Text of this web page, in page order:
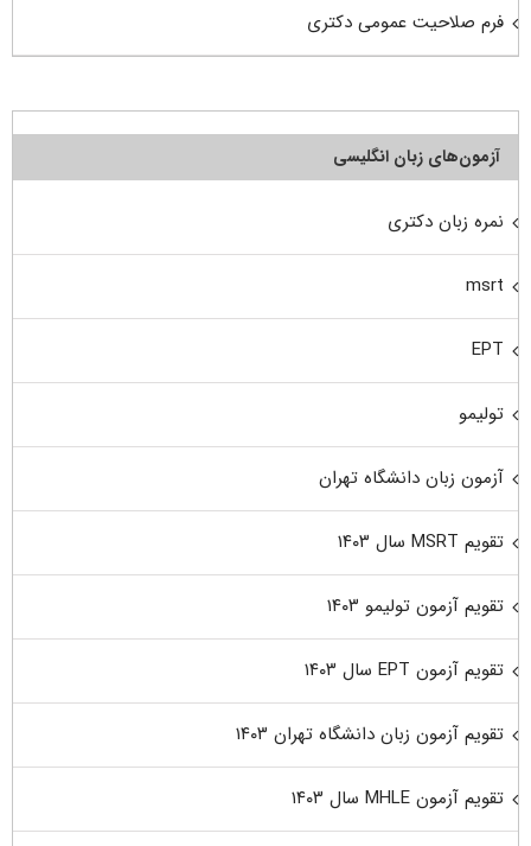
فرم صلاحیت عمومی دکتری
آزمون‌های زبان انگلیسی
نمره زبان دکتری
msrt
EPT
تولیمو
آزمون زبان دانشگاه تهران
تقویم MSRT سال ۱۴۰۳
تقویم آزمون تولیمو ۱۴۰۳
تقویم آزمون EPT سال ۱۴۰۳
تقویم آزمون زبان دانشگاه تهران ۱۴۰۳
تقویم آزمون MHLE سال ۱۴۰۳